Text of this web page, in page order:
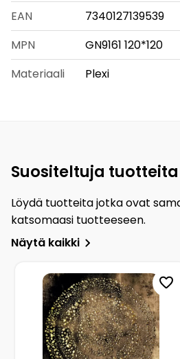
EAN
7340127139539
MPN
GN9161 120*120
Materiaali
Plexi
Suositeltuja tuotteita
Löydä tuotteita jotka ovat
katsomaasi tuotteeseen.
Näytä kaikki